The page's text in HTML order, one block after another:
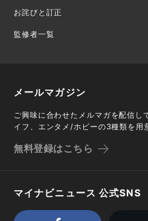
お詫びと訂正
監修者一覧
メールマガジン
ご興味に合わせたメルマガを配信し
イフ、エンタメ/ホビーの3種類を用
無料登録はこちら
マイナビニュース 公式SNS